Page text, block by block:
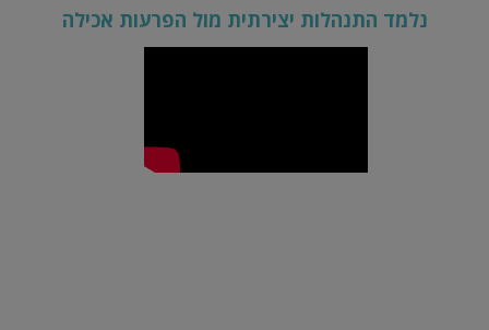
נלמד התנהלות יצירתית מול הפרעות אכילה